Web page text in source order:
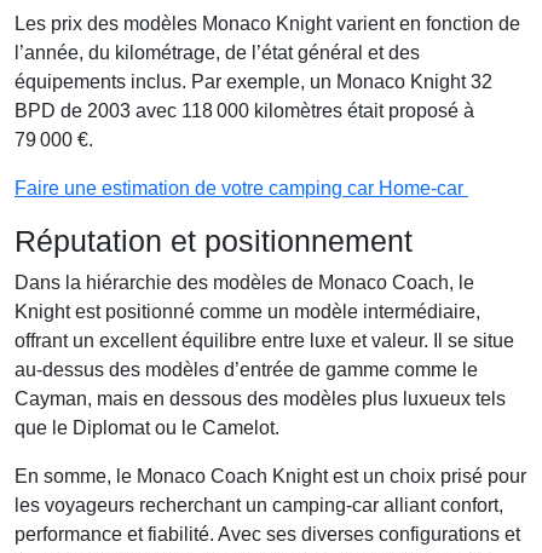
Les prix des modèles Monaco Knight varient en fonction de
l’année, du kilométrage, de l’état général et des
équipements inclus. Par exemple, un Monaco Knight 32
BPD de 2003 avec 118 000 kilomètres était proposé à
79 000 €.
Faire une estimation de votre camping car Home-car
Réputation et positionnement
Dans la hiérarchie des modèles de Monaco Coach, le
Knight est positionné comme un modèle intermédiaire,
offrant un excellent équilibre entre luxe et valeur. Il se situe
au-dessus des modèles d’entrée de gamme comme le
Cayman, mais en dessous des modèles plus luxueux tels
que le Diplomat ou le Camelot.
En somme, le Monaco Coach Knight est un choix prisé pour
les voyageurs recherchant un camping-car alliant confort,
performance et fiabilité. Avec ses diverses configurations et